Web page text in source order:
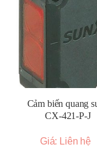
Cảm biến quang
CX-421-P-J
Giá: Liên hệ